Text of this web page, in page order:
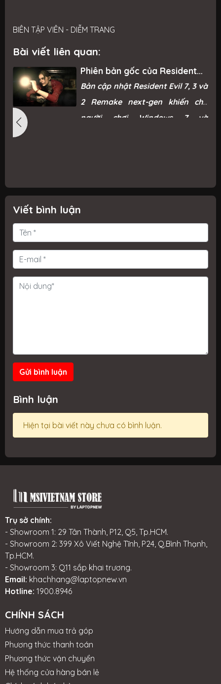
BIÊN TẬP VIÊN - DIỄM TRANG
Bài viết liên quan:
Phiên bản gốc của Resident
Evil Remake trở lại Steam sau
“phản ứng mạnh mẽ từ game
thủ”
Bản cập nhật Resident Evil 7, 3 và
2 Remake next-gen khiến cho
người chơi Windows 7 và
Viết bình luận
Gửi bình luận
Bình luận
Hiện tại bài viết này chưa có bình luận.
Trụ sở chính:
- Showroom 1: 29 Tân Thành, P12, Q5, Tp.HCM.
- Showroom 2: 399 Xô Viết Nghệ Tĩnh, P24, Q.Bình Thạnh,
Tp.HCM.
- Showroom 3: Q11 sắp khai trương.
Email: khachhang@laptopnew.vn
Hotline: 1900.8946
CHÍNH SÁCH
Hướng dẫn mua trả góp
Phương thức thanh toán
Phương thức vận chuyển
Hệ thống cửa hàng bán lẻ